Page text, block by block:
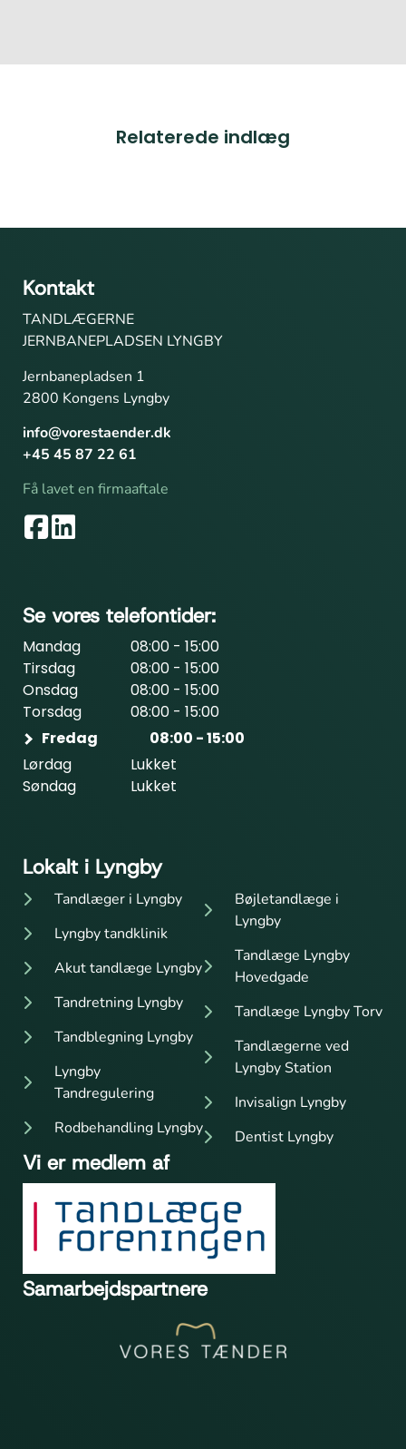
Relaterede indlæg
Kontakt
TANDLÆGERNE
JERNBANEPLADSEN LYNGBY
Jernbanepladsen 1
2800 Kongens Lyngby
info@vorestaender.dk
+45 45 87 22 61
Få lavet en firmaaftale
Se vores telefontider:
Mandag
08:00 - 15:00
Tirsdag
08:00 - 15:00
Onsdag
08:00 - 15:00
Torsdag
08:00 - 15:00
Fredag
08:00 - 15:00
Lørdag
Lukket
Søndag
Lukket
Lokalt i Lyngby
Tandlæger i Lyngby
Lyngby tandklinik
Akut tandlæge Lyngby
Tandretning Lyngby
Tandblegning Lyngby
Lyngby
Tandregulering
Rodbehandling Lyngby
Bøjletandlæge i
Lyngby
Tandlæge Lyngby
Hovedgade
Tandlæge Lyngby Torv
Tandlægerne ved
Lyngby Station
Invisalign Lyngby
Dentist Lyngby
Vi er medlem af
Samarbejdspartnere